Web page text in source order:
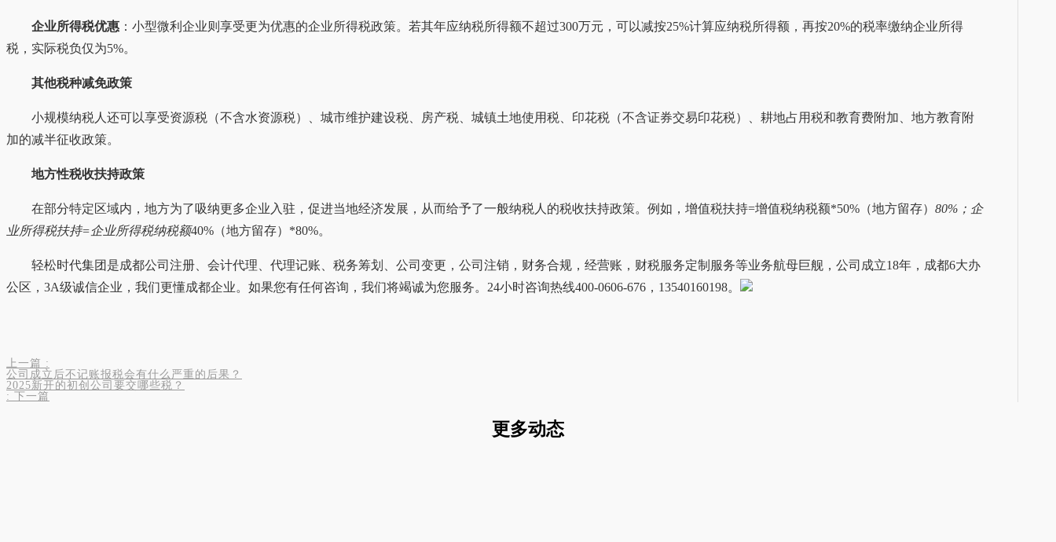
企业所得税优惠 ：小型微利企业则享受更为优惠的企业所得税政策。若其年应纳税所得额不超过300万元，可以减按25%计算应纳税所得额，再按20%的税率缴纳企业所得
税，实际税负仅为5%。
其他税种减免政策
小规模纳税人还可以享受资源税（不含水资源税）、城市维护建设税、房产税、城镇土地使用税、印花税（不含证券交易印花税）、耕地占用税和教育费附加、地方教育附
加的减半征收政策。
地方性税收扶持政策
在部分特定区域内，地方为了吸纳更多企业入驻，促进当地经济发展，从而给予了一般纳税人的税收扶持政策。例如，增值税扶持=增值税纳税额*50%（地方留存） 80%；企
业所得税扶持=企业所得税纳税额40%（地方留存）*80%。
轻松时代集团是成都公司注册、会计代理、代理记账、税务筹划、公司变更，公司注销，财务合规，经营账，财税服务定制服务等业务航母巨舰，公司成立18年，成都6大办
公区，3A级诚信企业，我们更懂成都企业。如果您有任何咨询，我们将竭诚为您服务。24小时咨询热线400-0606-676，13540160198。
上一篇 :
公司成立后不记账报税会有什么严重的后果？
2025新开的初创公司要交哪些税？
: 下一篇
更多动态